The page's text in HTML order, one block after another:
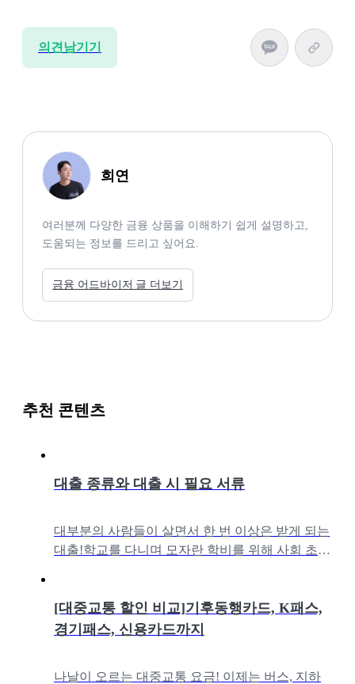
의견남기기
희연
여러분께 다양한 금융 상품을 이해하기 쉽게 설명하고,
도움되는 정보를 드리고 싶어요.
금융 어드바이저 글 더보기
추천 콘텐츠
대출 종류와 대출 시 필요 서류
대부분의 사람들이 살면서 한 번 이상은 받게 되는
대출!학교를 다니며 모자란 학비를 위해 사회 초년
[대중교통 할인 비교]기후동행카드, K패스,
경기패스, 신용카드까지
나날이 오르는 대중교통 요금! 이제는 버스, 지하